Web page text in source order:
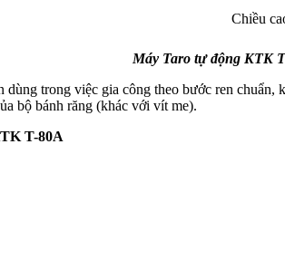
Chiều
Máy Taro tự động KTK
trong việc gia công theo bước ren
bộ bánh răng (khác với vít me).
T-80A